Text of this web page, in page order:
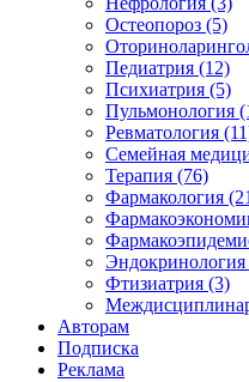
Остеопороз (5)
Педиатрия (12)
Психиатрия (5)
Пульмонология
Ревматология
Семейная
Терапия (76)
Фармакология
Эндокринология
Фтизиатрия (3)
Авторам
Подписка
Реклама